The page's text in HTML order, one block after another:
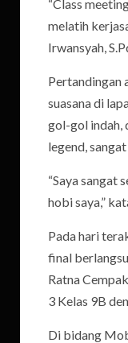
“Class
melatih
Irwansyah,
Pertandingan
suasana di
gol-gol indah,
legend,
“Saya sangat
hobi saya,”
Pada hari
final
Ratna
3 Kelas 9B
Di bidang